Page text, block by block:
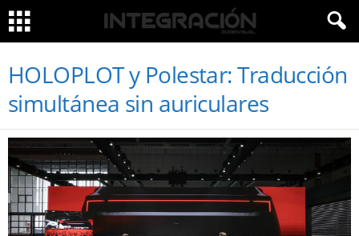
HOLOPLOT y Polestar: Traducción
simultánea sin auriculares